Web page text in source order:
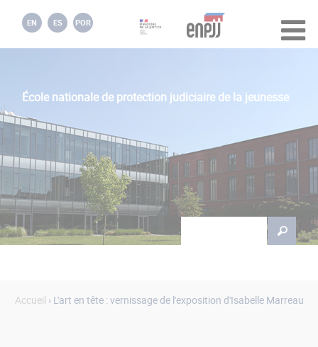
École nationale de protection judiciaire de la jeunesse
EN ES POR
Formulaire de
Accueil › L'art en tête : vernissage de l'exposition d'Isabelle Marreau